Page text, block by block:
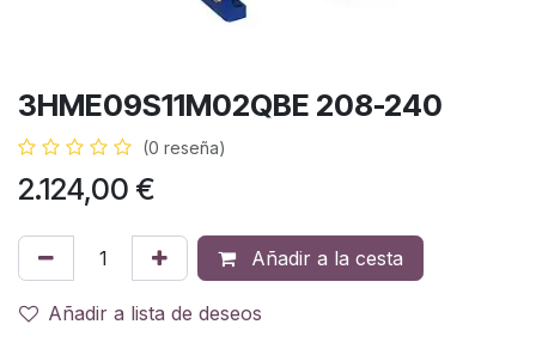
3HME09S11M02QBE 208-240
(0 reseña)
2.124,00 €
Añadir a la cesta
Añadir a lista de deseos